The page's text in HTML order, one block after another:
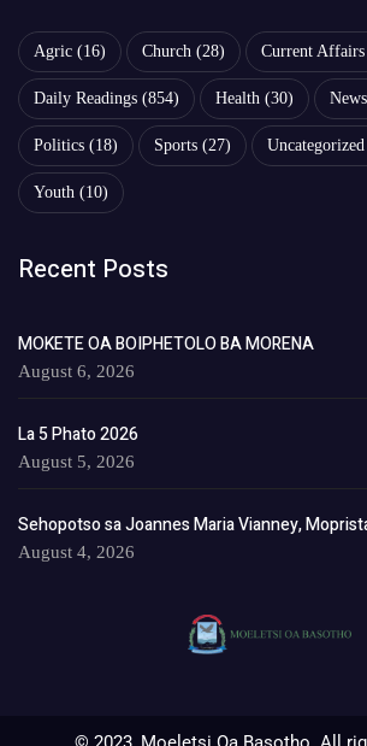
Agric (16) Church (28) Current Affairs
Daily Readings (854) Health (30) News
Politics (18) Sports (27) Uncategorized
Youth (10)
Recent Posts
MOKETE OA BOIPHETOLO BA MORENA
August 6, 2026
La 5 Phato 2026
August 5, 2026
Sehopotso sa Joannes Maria Vianney,
August 4, 2026